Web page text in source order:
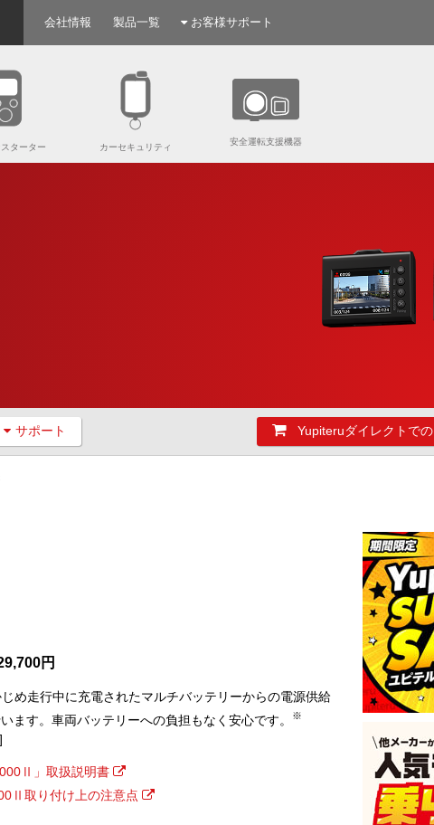
会社情報 製品一覧 お客様サポート
ターター カーセキュリティ
安全運転支援機器
サポート Yupiteruダイレクトで
円
め走行中に充電されたマルチバッテリーからの電源供給
ます。車両バッテリーへの負担もなく安心です。
※
」取扱説明書
取り付け上の注意点